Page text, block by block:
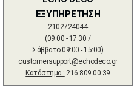
ΕΞΥΠΗΡΕΤΗΣΗ
2102724044
(09:00 - 17:30 /
Σάββατο 09:00 - 15:00)
customersupport@echodeco.gr
Κατάστημα : 216 809 00 39